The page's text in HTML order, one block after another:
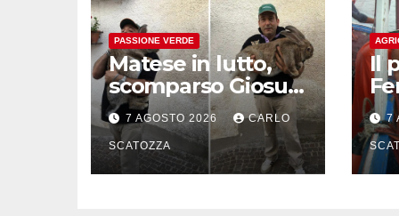
PASSIONE VERDE
Matese in lutto,
scomparso Giosuè
il coniglio gigante
pluripremiato
7 AGOSTO 2026 CARLO
SCATOZZA
Il
7